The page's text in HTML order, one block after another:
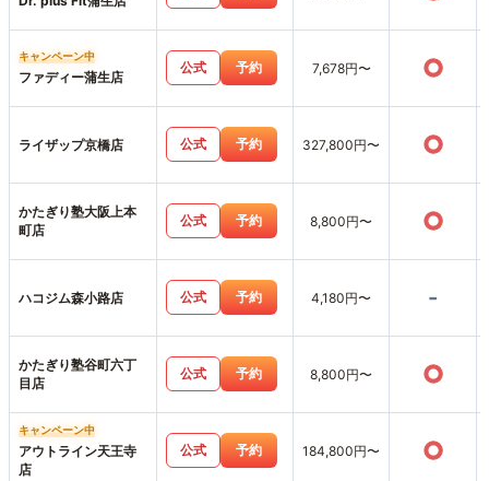
キャンペーン中
ファディー蒲生店
公式 予約 7,678円〜 ○
ライザップ京橋店 公式 予約 327,800円〜 ○
かたぎり塾大阪上本
町店
公式 予約 8,800円〜 ○
ハコジム森小路店 公式 予約 4,180円〜 -
かたぎり塾谷町六丁
目店
公式 予約 8,800円〜 ○
キャンペーン中
アウトライン天王寺
店
公式 予約 184,800円〜 ○